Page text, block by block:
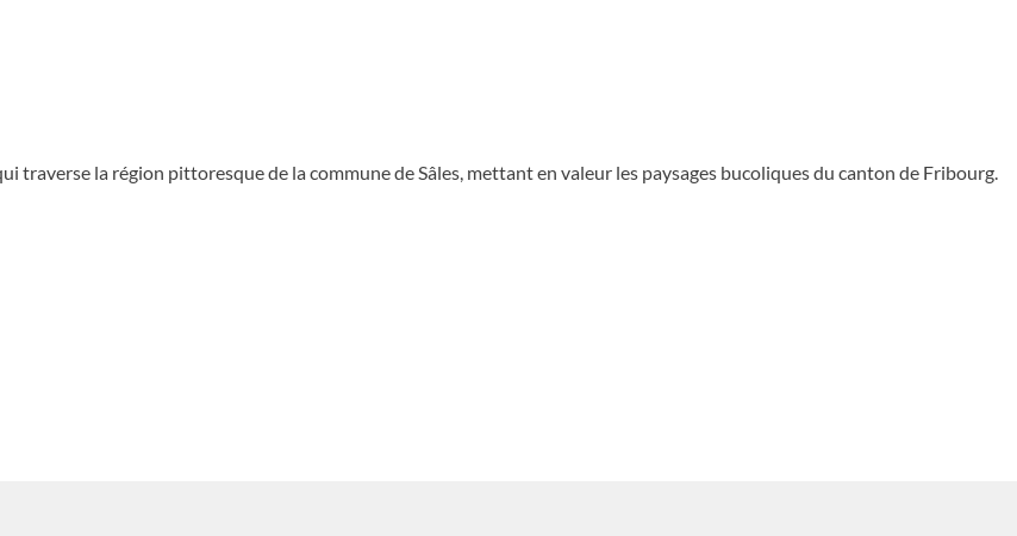
traverse la région pittoresque de la commune de Sâles, mettant en valeur les paysages bucoliques du canton de Fribourg.